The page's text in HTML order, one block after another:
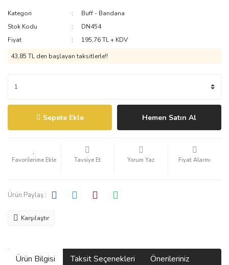
Kategori
Buff - Bandana
Stok Kodu
DN454
Fiyat
195,76 TL + KDV
43,85 TL den başlayan taksitlerle!!
Sepete Ekle Hemen Satın Al
Tavsiye Et Yorum Yaz Fiyat Alarmı
Ürün Paylaş :
Karşılaştır
Ürün Bilgisi Taksit Seçenekleri Önerileriniz